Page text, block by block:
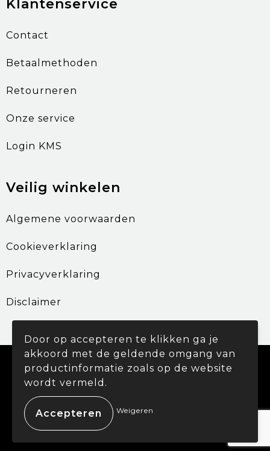
Klantenservice
Contact
Betaalmethoden
Retourneren
Onze service
Login KMS
Veilig winkelen
Algemene voorwaarden
Cookieverklaring
Privacyverklaring
Disclaimer
© Copyright Promohouse 2024
Door op accepteren te klikken ga je
akkoord met de geldende omgang van
productinformatie zoals op de website
wordt vermeld.
Weigeren